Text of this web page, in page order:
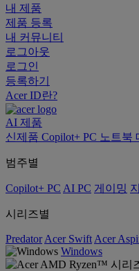
내 제품
제품 등록
내 커뮤니티
로그아웃
로그인
등록하기
Acer ID란?
AI 제품
신제품 Copilot+ PC 노트북
범주별
Copilot+ PC AI PC 게이밍
시리즈별
Predator Acer Swift Acer
Windows